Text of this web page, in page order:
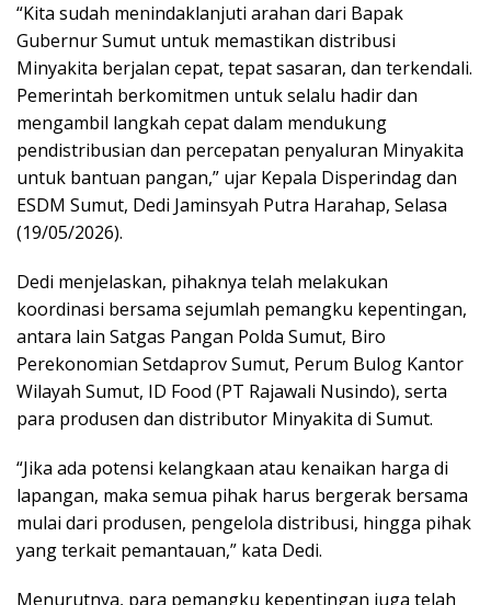
“Kita sudah menindaklanjuti arahan dari Bapak
Gubernur Sumut untuk memastikan distribusi
Minyakita berjalan cepat, tepat sasaran, dan terkendali.
Pemerintah berkomitmen untuk selalu hadir dan
mengambil langkah cepat dalam mendukung
pendistribusian dan percepatan penyaluran Minyakita
untuk bantuan pangan,” ujar Kepala Disperindag dan
ESDM Sumut, Dedi Jaminsyah Putra Harahap, Selasa
(19/05/2026).
Dedi menjelaskan, pihaknya telah melakukan
koordinasi bersama sejumlah pemangku kepentingan,
antara lain Satgas Pangan Polda Sumut, Biro
Perekonomian Setdaprov Sumut, Perum Bulog Kantor
Wilayah Sumut, ID Food (PT Rajawali Nusindo), serta
para produsen dan distributor Minyakita di Sumut.
“Jika ada potensi kelangkaan atau kenaikan harga di
lapangan, maka semua pihak harus bergerak bersama
mulai dari produsen, pengelola distribusi, hingga pihak
yang terkait pemantauan,” kata Dedi.
Menurutnya, para pemangku kepentingan juga telah